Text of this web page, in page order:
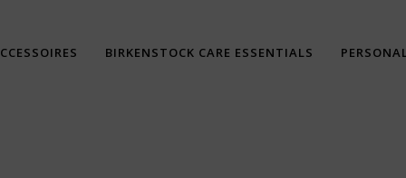
BIRKENSTOCK CARE ESSENTIALS